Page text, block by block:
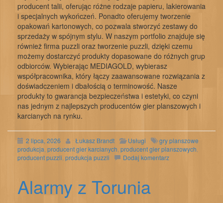
producent talii, oferując różne rodzaje papieru, lakierowania
i specjalnych wykończeń. Ponadto oferujemy tworzenie
opakowań kartonowych, co pozwala stworzyć zestawy do
sprzedaży w spójnym stylu. W naszym portfolio znajduje się
również firma puzzli oraz tworzenie puzzli, dzięki czemu
możemy dostarczyć produkty dopasowane do różnych grup
odbiorców. Wybierając MEDIAGOLD, wybierasz
współpracownika, który łączy zaawansowane rozwiązania z
doświadczeniem i dbałością o terminowość. Nasze
produkty to gwarancja bezpieczeństwa i estetyki, co czyni
nas jednym z najlepszych producentów gier planszowych i
karcianych na rynku.
2 lipca, 2026 Łukasz Brandt Usługi
gry planszowe
produkcja producent gier karcianych producent gier planszowych
producent puzzli produkcja puzzli Dodaj komentarz
Alarmy z Torunia